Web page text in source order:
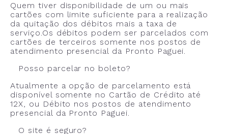
Quem tiver disponibilidade de um ou mais
cartões com limite suficiente para a realização
da quitação dos débitos mais a taxa de
serviço.Os débitos podem ser parcelados com
cartões de terceiros somente nos postos de
atendimento presencial da Pronto Paguei.
Posso parcelar no boleto?
Atualmente a opção de parcelamento está
disponível somente no Cartão de Crédito até
12X, ou Débito nos postos de atendimento
presencial da Pronto Paguei.
O site é seguro?